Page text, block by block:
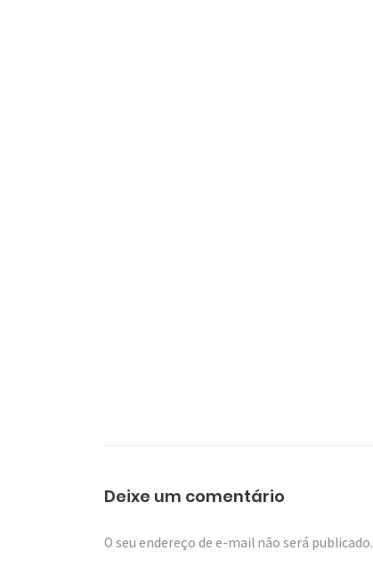
Deixe um comentário
O seu endereço de e-mail não será publicado.